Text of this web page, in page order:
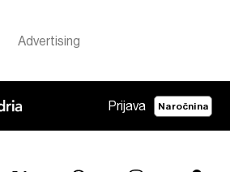
Prijava Naročnina